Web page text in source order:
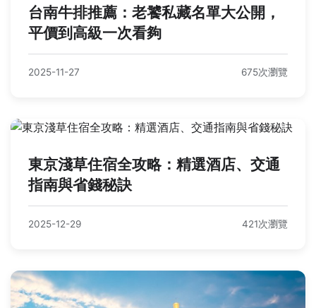
台南牛排推薦：老饕私藏名單大公開，
平價到高級一次看夠
2025-11-27 675次瀏覽
東京淺草住宿全攻略：精選酒店、交通
指南與省錢秘訣
2025-12-29 421次瀏覽